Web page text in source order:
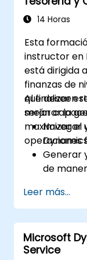
14 Horas
Esta
instructor en
está dirigida
finanzas de
que deseen
mejorar la
maximizar el
operaciones
Al finalizar
serán
Navegar
Generar
de
incluidos
Mejorar
para
operativa.
Leer más...
Microsoft
Service